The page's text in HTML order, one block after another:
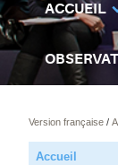
ACCUEIL
Version française/
Accueil